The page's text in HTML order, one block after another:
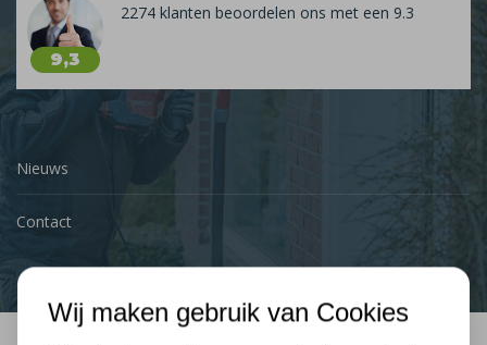
9,3
2274 klanten beoordelen ons met een 9.3
Nieuws
Contact
Wij maken gebruik van Cookies